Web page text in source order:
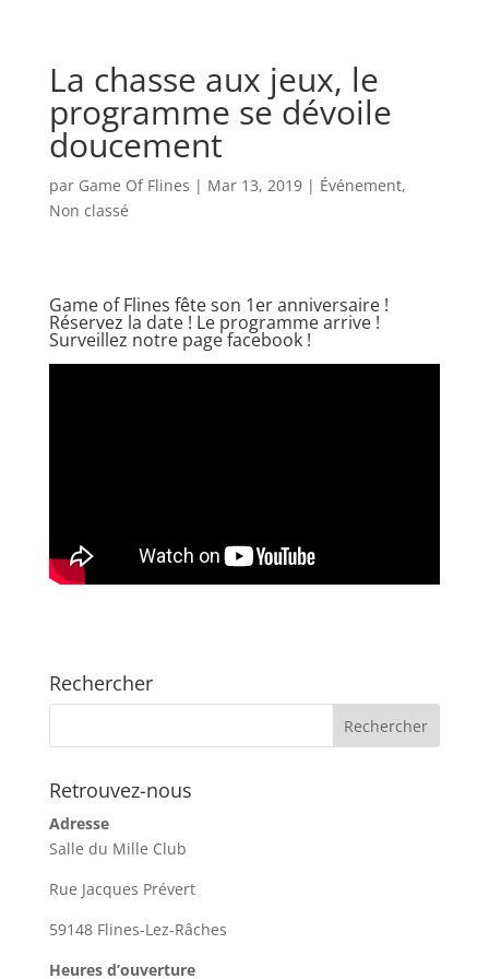
La chasse aux jeux, le
programme se dévoile
doucement
par Game Of Flines | Mar 13, 2019| Événement,
Non classé
Game of Flines fête son 1er anniversaire !
Réservez la date ! Le programme arrive !
Surveillez notre page facebook !
Rechercher
Retrouvez-nous
Adresse
Salle du Mille Club
Rue Jacques Prévert
59148 Flines-Lez-Râches
Heures d’ouverture